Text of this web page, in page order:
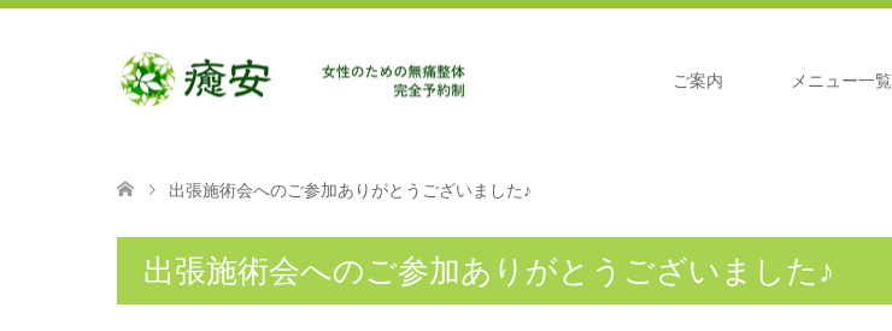
ご案内 メニュー一覧
出張施術会へのご参加ありがとうございました♪
出張施術会へのご参加ありがとうございました♪